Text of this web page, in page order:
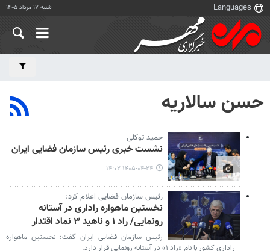
شنبه ۱۷ مرداد ۱۴۰۵
حسن سالاریه
حمید توکلی
نشست خبری رئیس سازمان فضایی ایران
۱۴۰۵-۰۴-۲۴ ۱۴:۰۲
رئیس سازمان فضایی اعلام کرد:
نخستین ماهواره راداری در آستانه
رونمایی/ راد ۱ و ناهید ۳ نماد اقتدار
رئیس سازمان فضایی ایران گفت: نخستین ماهواره
راداری کشور با نام «راد ۱» در آستانه رونمایی قرار دارد.